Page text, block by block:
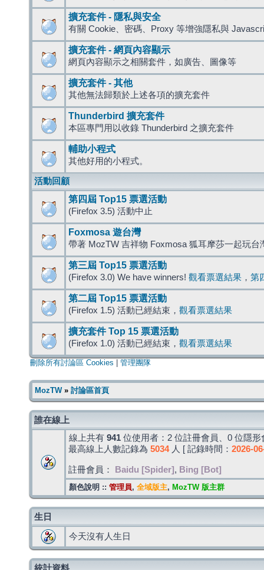
擴充套件 - 隱私與安全
有關 Cookie、密碼、Proxy 等增強隱私與
擴充套件 - 網頁內容顯示
網頁內容顯示之相關套件，如廣告、圖像等
擴充套件 - 其他
其他無法歸類於上述各項的擴充套件
Thunderbird 擴充套件
本區專門用以收錄 Thunderbird 之擴充套件
輔助小程式
其他好用的小程式。
活動回顧
第四屆 Top15 票選活動
(Firefox 3.5) 活動中止
Foxmosa 遊台灣
帶著 MozTW 吉祥物 Foxmosa 狐耳摩莎一起玩台
第三屆 Top15 票選活動
(Firefox 3.0) We have winners! 觀看票選結果 ， 第
第二屆 Top15 票選活動
(Firefox 1.5) 活動已經結束， 觀看票選結果
擴充套件 Top 15 票選活動
(Firefox 1.0) 活動已經結束， 觀看票選結果
刪除所有討論區 Cookies 管理團隊
MozTW» 討論區首頁
誰在線上
線上共有 941 位使用者：2 位註冊會員、0 位隱
最高線上人數記錄為 5034人 [ 記錄時間： 2026-
註冊會員： Baidu [Spider] , Bing [Bot]
顏色說明 :: 管理員, 全域版主, MozTW 版主群
生日
今天沒有人生日